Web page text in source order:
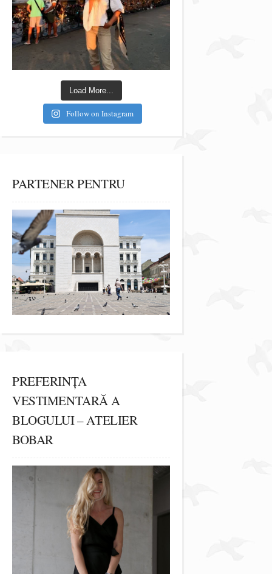
Load More...
Follow on Instagram
PARTENER PENTRU
PREFERINȚA
VESTIMENTARĂ A
BLOGULUI – ATELIER
BOBAR